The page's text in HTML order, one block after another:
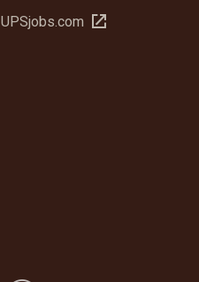
nueva
una
UPSjobs.com Abrir